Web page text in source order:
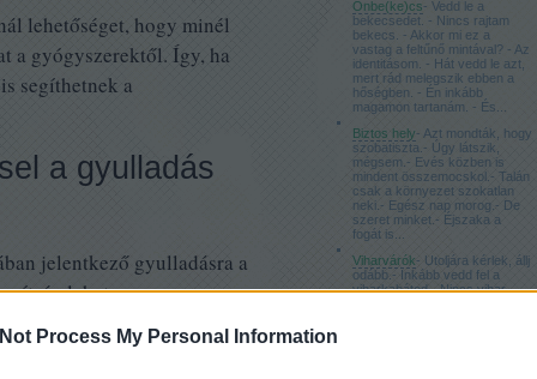
Process My Personal Information
lehetőséget, hogy minél
a gyógyszerektől. Így, ha
segíthetnek a
a gyulladás
jelentkező gyulladásra a
lehet.
van egy egyéni receptje,
körömvirág (inkább a
Önbe(ke)cs- Vedd le a
bekecsedet. - Nincs rajtam
bekecs. - Akkor mi ez a
vastag a feltűnő mintával? - Az
identitásom. - Hát vedd le azt,
mert rád melegszik ebben a
hőségben. - Én inkább
magamon tartanám. - És...
Biztos hely- Azt mondták, hogy
szobatiszta.- Úgy látszik,
mégsem.- Evés közben is
mindent összemocskol.- Talán
csak a környezet szokatlan
neki.- Egész nap morog.- De
szeret minket.- Éjszaka a
fogát is...
Viharvárók- Utoljára kérlek, állj
odább.- Inkább vedd fel a
viharkabátod.- Nincs vihar.-